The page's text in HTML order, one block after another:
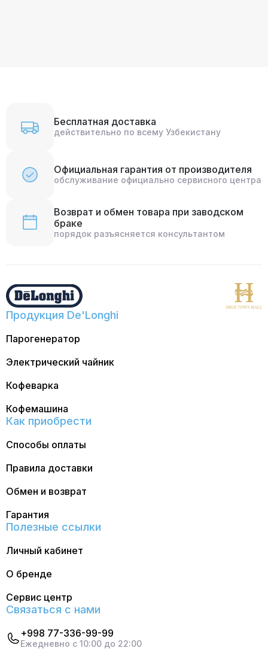
Бесплатная доставка
действительно по всему Узбекистану
Официальная гарантия от производителя
обслуживание официально сервисного центра
Возврат и обмен товара при заводском
браке
порядок разъясняется консультантом
Продукция De'Longhi
Парогенератор
Электрический чайник
Кофеварка
Кофемашина
Как приобрести
Способы оплаты
Правила доставки
Обмен и возврат
Гарантия
Полезные ссылки
Личный кабинет
О бренде
Сервис центр
Связаться с нами
+998 77-336-99-99
Ежедневно с 10:00 до 22:00